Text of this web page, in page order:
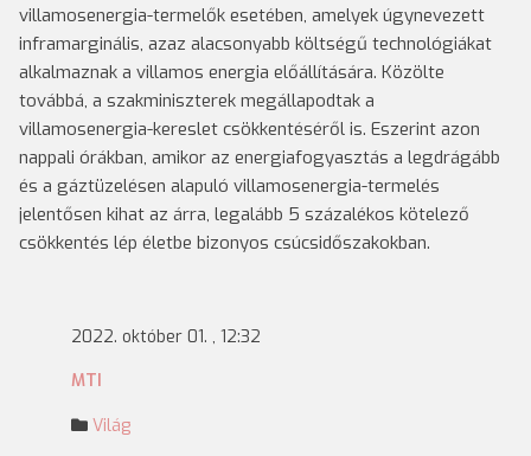
villamosenergia-termelők esetében, amelyek úgynevezett
inframarginális, azaz alacsonyabb költségű technológiákat
alkalmaznak a villamos energia előállítására. Közölte
továbbá, a szakminiszterek megállapodtak a
villamosenergia-kereslet csökkentéséről is. Eszerint azon
nappali órákban, amikor az energiafogyasztás a legdrágább
és a gáztüzelésen alapuló villamosenergia-termelés
jelentősen kihat az árra, legalább 5 százalékos kötelező
csökkentés lép életbe bizonyos csúcsidőszakokban.
2022. október 01. , 12:32
MTI
Világ